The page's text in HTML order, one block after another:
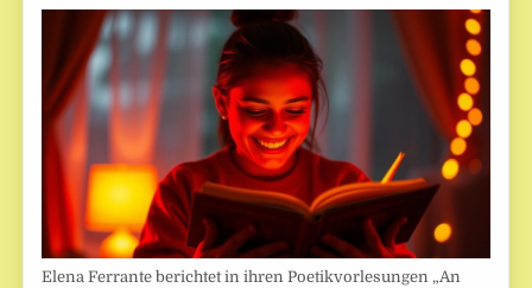
Elena Ferrante berichtet in ihren Poetikvorlesungen „An